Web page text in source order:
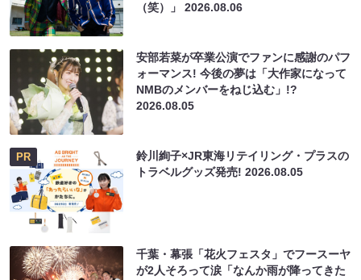
（笑）」2026.08.06
安部若菜が卒業公演でファンに感謝のパフ
ォーマンス! 今後の夢は「大作家になって
NMBのメンバーをねじ込む」!?
2026.08.05
PR
鈴川絢子×JR東海リテイリング・プラスの
トラベルグッズ発売!2026.08.05
千葉・幕張「花火フェスタ」でフースーヤ
が2人そろって涙「なんか雨が降ってきた